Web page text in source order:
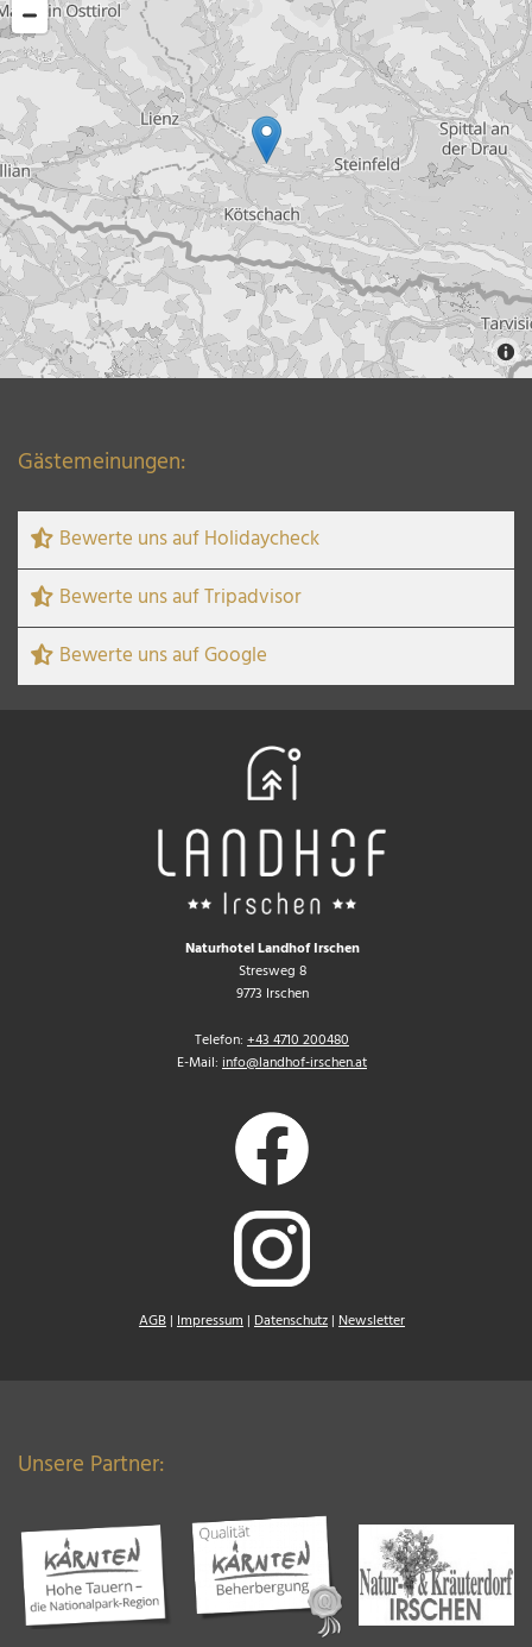
Gästemeinungen:
Bewerte uns auf Holidaycheck
Bewerte uns auf Tripadvisor
Bewerte uns auf Google
Naturhotel Landhof Irschen
Stresweg 8
9773 Irschen
Telefon: +43 4710 200480
E-Mail: info@landhof-irschen.at
AGB | Impressum | Datenschutz | Newsletter
Unsere Partner: